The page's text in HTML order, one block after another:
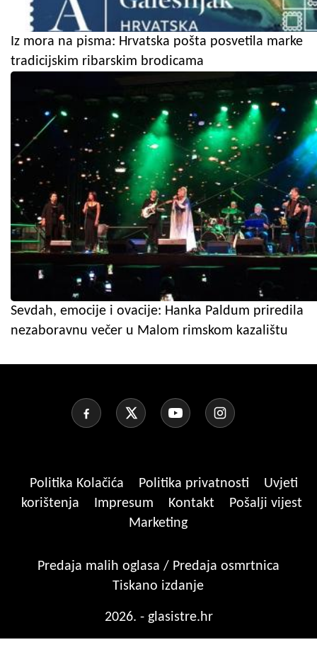
Iz mora na pisma: Hrvatska pošta posvetila marke
tradicijskim ribarskim brodicama
Sevdah, emocije i ovacije: Hanka Paldum priredila
nezaboravnu večer u Malom rimskom kazalištu
Politika Kolačića Politika privatnosti
Uvjeti
korištenja
Impresum Kontakt
Pošalji vijest
Marketing
Predaja malih oglasa / Predaja osmrtnica
Tiskano izdanje
2026. - glasistre.hr